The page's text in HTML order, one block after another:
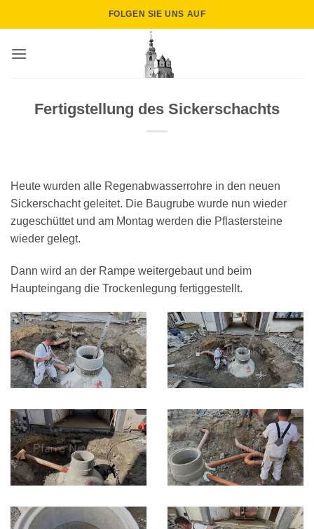
FOLGEN SIE UNS AUF
Fertigstellung des Sickerschachts
Heute wurden alle Regenabwasserrohre in den neuen
Sickerschacht geleitet. Die Baugrube wurde nun wieder
zugeschüttet und am Montag werden die Pflastersteine
wieder gelegt.
Dann wird an der Rampe weitergebaut und beim
Haupteingang die Trockenlegung fertiggestellt.